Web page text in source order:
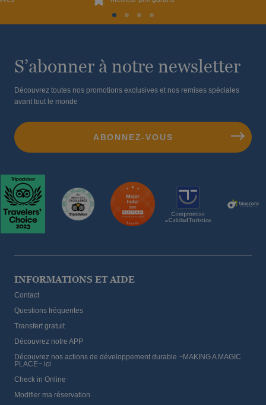
S’abonner à notre newsletter
Découvrez toutes nos promotions exclusives et nos remises spéciales
avant tout le monde
INFORMATIONS ET AIDE
Contact
Questions fréquentes
Transfert gratuit
Découvrez notre APP
Découvrez nos actions de développement durable ~MAKING A MAGIC
PLACE~ ici
Check in Online
Modifier ma réservation